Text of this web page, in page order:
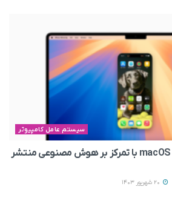
سیستم عامل کامپیوتر
سیستم عامل macOS Sequoia با تمرکز بر هوش مصنوعی منتشر